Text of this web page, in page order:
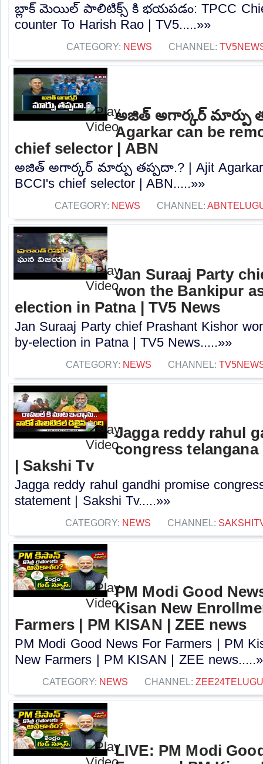
బ్లాక్ మెయిల్ పాలిటిక్స్ కి భయపడం: TPCC Chief
counter To Harish Rao | TV5.....»»
CATEGORY: NEWS CHANNEL:
అజిత్‌ అగార్కర్‌ మార్పు
Agarkar can be
chief selector | ABN
అజిత్‌ అగార్కర్‌ మార్పు తప్పదా.? | Ajit Agarkar
BCCI's chief selector | ABN.....»»
CATEGORY: NEWS CHANNEL:
Jan Suraaj Party
won the Bankipur
election in Patna | TV5 News
Jan Suraaj Party chief Prashant Kishor
by-election in Patna | TV5 News.....»»
CATEGORY: NEWS CHANNEL:
Jagga reddy rahul
congress
| Sakshi Tv
Jagga reddy rahul gandhi promise
statement | Sakshi Tv.....»»
CATEGORY: NEWS CHANNEL:
PM Modi Good
Kisan New
Farmers | PM KISAN | ZEE news
PM Modi Good News For Farmers | PM
New Farmers | PM KISAN | ZEE
CATEGORY: NEWS CHANNEL:
LIVE: PM Modi